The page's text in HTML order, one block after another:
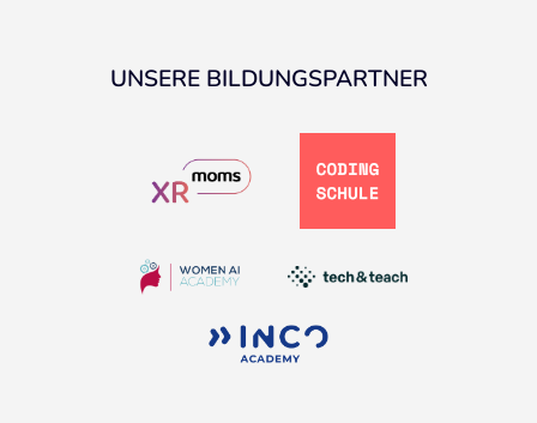
UNSERE BILDUNGSPARTNER